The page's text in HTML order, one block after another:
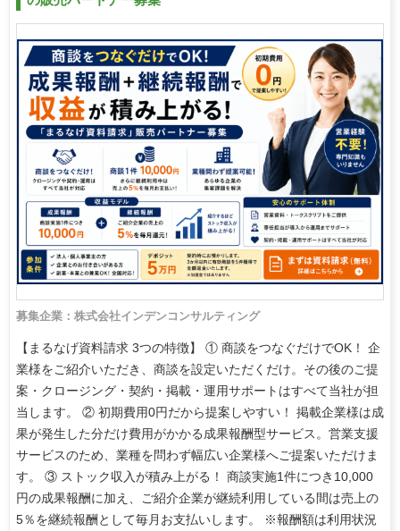
募集企業：株式会社インデンコンサルティング
【まるなげ資料請求 3つの特徴】 ① 商談をつなぐだけでOK！ 企
業様をご紹介いただき、商談を設定いただくだけ。その後のご提
案・クロージング・契約・掲載・運用サポートはすべて当社が担
当します。 ② 初期費用0円だから提案しやすい！ 掲載企業様は成
果が発生した分だけ費用がかかる成果報酬型サービス。営業支援
サービスのため、業種を問わず幅広い企業様へご提案いただけま
す。 ③ ストック収入が積み上がる！ 商談実施1件につき10,000
円の成果報酬に加え、ご紹介企業が継続利用している間は売上の
5％を継続報酬として毎月お支払いします。 ※報酬額は利用状況